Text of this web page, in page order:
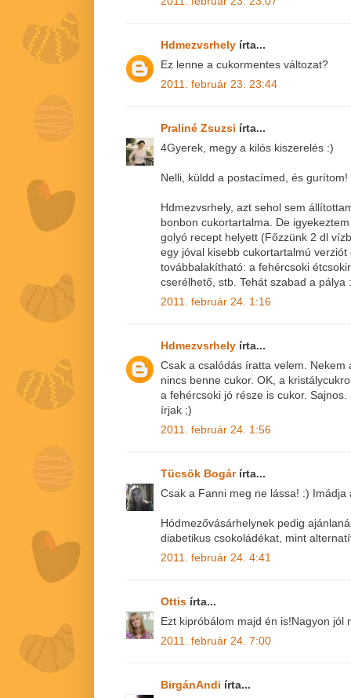
Hdmezvsrhely írta...
Ez lenne a cukormentes változat?
2011. február 23. 23:44
Praliné Zsuzsi írta...
4Gyerek, megy a kilós kiszerelés :)
Nelli, küldd a postacímed, és gurítom!
Hdmezvsrhely, azt sehol sem
bonbon cukortartalma. De
golyó recept helyett (Főzzünk 2 dl
egy jóval kisebb cukortartalmú
továbbalakítható: a fehércsoki
cserélhető, stb. Tehát szabad a pálya
2011. február 24. 1:16
Hdmezvsrhely írta...
Csak a csalódás íratta velem.
nincs benne cukor. OK, a
a fehércsoki jó része is cukor.
írjak ;)
2011. február 24. 1:56
Tücsök Bogár írta...
Csak a Fanni meg ne lássa! :) Imádja
Hódmezővásárhelynek pedig
diabetikus csokoládékat, mint
2011. február 24. 4:41
Ottis írta...
Ezt kipróbálom majd én is!Nagyon jól
2011. február 24. 7:00
BirgánAndi írta...